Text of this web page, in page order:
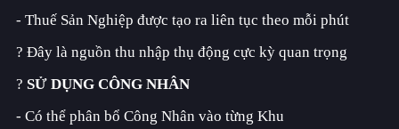
- Thuế Sản Nghiệp được tạo ra liên tục theo mỗi phút
? Đây là nguồn thu nhập thụ động cực kỳ quan trọng
? SỬ DỤNG CÔNG NHÂN
- Có thể phân bổ Công Nhân vào từng Khu